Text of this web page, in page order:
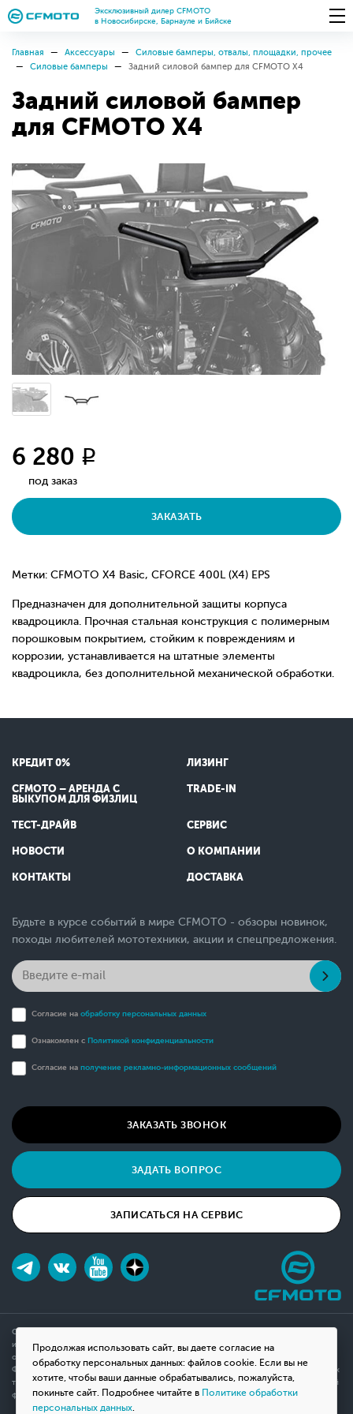
Продолжая использовать сайт, вы даете согласие на
обработку персональных данных: файлов cookie. Если вы не
хотите, чтобы ваши данные обрабатывались, пожалуйста,
покиньте сайт. Подробнее читайте в Политике обработки
персональных данных.
Эксклюзивный дилер CFMOTO
в Новосибирске, Барнауле и Бийске
Главная Аксессуары
Силовые бамперы, отвалы, площадки, прочее
Силовые бамперы
Задний силовой бампер для CFMOTO X4
Задний силовой бампер
для CFMOTO X4
6 280 q
под заказ
ЗАКАЗАТЬ
Метки: CFMOTO X4 Basic, CFORCE 400L (X4) EPS
Предназначен для дополнительной защиты корпуса
квадроцикла. Прочная стальная конструкция с полимерным
порошковым покрытием, стойким к повреждениям и
коррозии, устанавливается на штатные элементы
квадроцикла, без дополнительной механической обработки.
КРЕДИТ 0% ЛИЗИНГ
CFMOTO – АРЕНДА С
ВЫКУПОМ ДЛЯ ФИЗЛИЦ
TRADE-IN
ТЕСТ-ДРАЙВ СЕРВИС
НОВОСТИ О КОМПАНИИ
КОНТАКТЫ ДОСТАВКА
Будьте в курсе событий в мире CFMOTO - обзоры новинок,
походы любителей мототехники, акции и спецпредложения.
Согласие на обработку персональных данных
Ознакомлен с Политикой конфиденциальности
Согласие на получение рекламно-информационных сообщений
ЗАКАЗАТЬ ЗВОНОК
ЗАДАТЬ ВОПРОС
ЗАПИСАТЬСЯ НА СЕРВИС
Обращаем ваше внимание на то, что данный интернет-сайт носит исключительно
информационный характер и ни при каких условиях не является публичной офертой,
определяемой положениями Статьи 437(2) Гражданского кодекса Российской
Федерации. Для получения подробной информации о наличии и стоимости указанных
товаров, пожалуйста, обращайтесь к менеджерам компании с помощью специальной
формы связи на сайте или по телефону.